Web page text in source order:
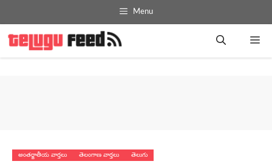
Menu
అంతర్జాతీయ వార్తలు తెలంగాణ వార్తలు తెలుగు